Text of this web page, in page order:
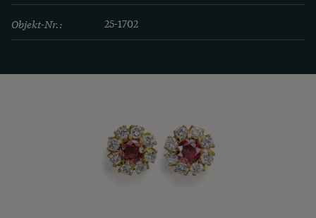
Objekt-Nr.: 25-1702